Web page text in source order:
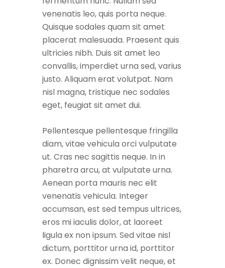
venenatis leo, quis porta neque.
Quisque sodales quam sit amet
placerat malesuada. Praesent quis
ultricies nibh. Duis sit amet leo
convallis, imperdiet urna sed, varius
justo. Aliquam erat volutpat. Nam
nisl magna, tristique nec sodales
eget, feugiat sit amet dui.
Pellentesque pellentesque fringilla
diam, vitae vehicula orci vulputate
ut. Cras nec sagittis neque. In in
pharetra arcu, at vulputate urna.
Aenean porta mauris nec elit
venenatis vehicula. Integer
accumsan, est sed tempus ultrices,
eros mi iaculis dolor, at laoreet
ligula ex non ipsum. Sed vitae nisl
dictum, porttitor urna id, porttitor
ex. Donec dignissim velit neque, et